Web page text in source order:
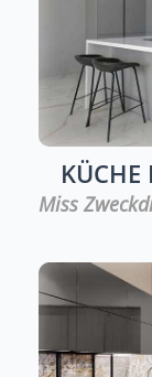
KÜCHE
Miss